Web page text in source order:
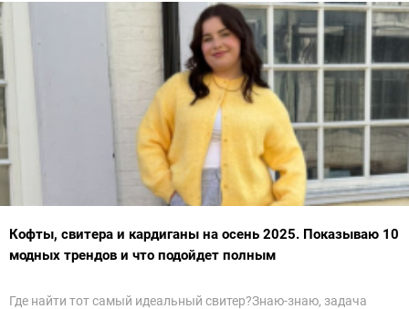
Кофты, свитера и кардиганы на осень 2025. Показываю 10
модных трендов и что подойдет полным
Где найти тот самый идеальный свитер?Знаю-знаю, задача